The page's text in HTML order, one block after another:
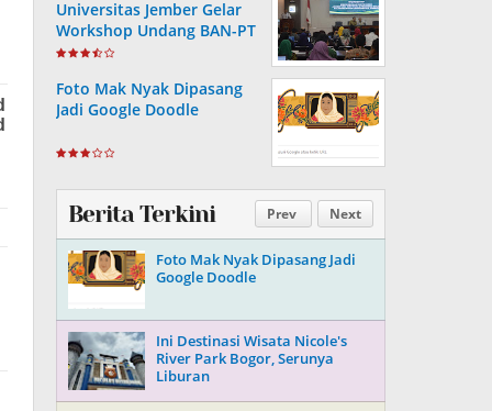
Universitas Jember Gelar
Workshop Undang BAN-PT
Foto Mak Nyak Dipasang
Jadi Google Doodle
Prev Next
Berita Terkini
Foto Mak Nyak Dipasang Jadi
Google Doodle
Ini Destinasi Wisata Nicole's
River Park Bogor, Serunya
Liburan